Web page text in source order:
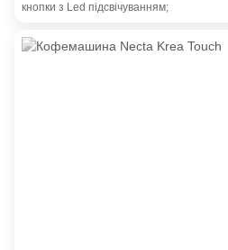
кнопки з Led підсвічуванням;